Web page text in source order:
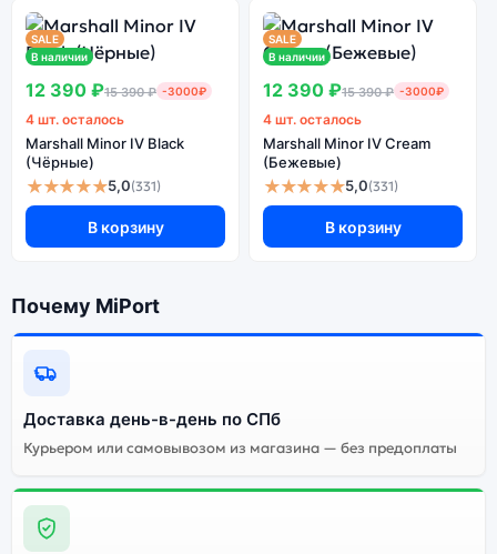
SALE
В наличии
12 390 ₽15 390 ₽ -3000₽
4 шт. осталось
Marshall Minor IV Black
(Чёрные)
★★★★★5,0(331)
В корзину
SALE
В наличии
12 390 ₽15 390 ₽ -3000₽
4 шт. осталось
Marshall Minor IV Cream
(Бежевые)
★★★★★5,0(331)
В корзину
Почему MiPort
Доставка день-в-день по СПб
Курьером или самовывозом из магазина — без предоплаты